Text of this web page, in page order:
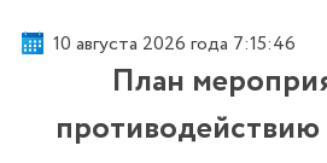
10 августа 2026 года 7:15:46
План